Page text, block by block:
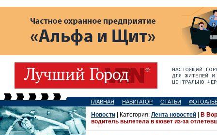
ГЛАВНАЯ НАВИГАТОР СТАТЬИ
Новости | Категория: Лента новостей
В
водитель вылетела в кювет из-за